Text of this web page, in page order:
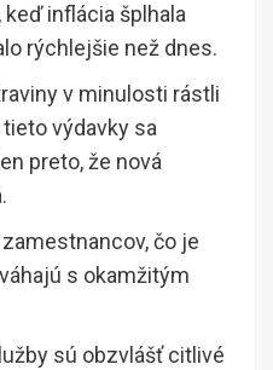
inflácia šplhala
rýchlejšie než dnes.
v minulosti rástli
výdavky sa
preto, že nová
čo je
s okamžitým
sú obzvlášť citlivé